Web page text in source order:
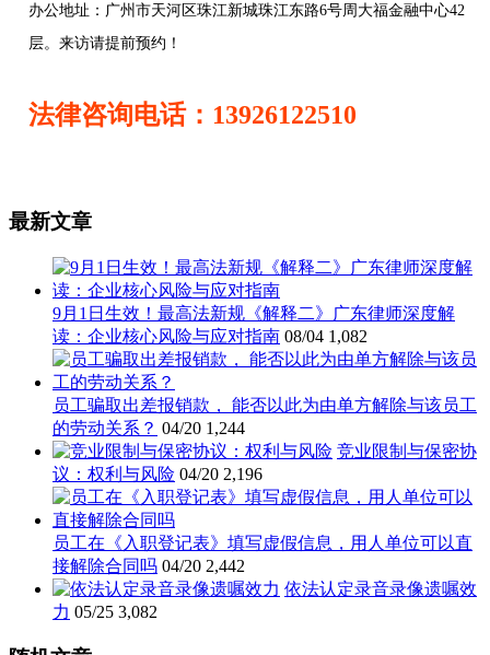
办公地址： 广州市天河区珠江新城珠江东路6号周大福金融中心42
层。来访请提前预约！
法律咨询电话：13926122510
最新文章
9月1日生效！最高法新规《解释二》广东律师深度解
读：企业核心风险与应对指南 08/04 1,082
员工骗取出差报销款， 能否以此为由单方解除与该员工
的劳动关系？ 04/20 1,244
竞业限制与保密协
议：权利与风险 04/20 2,196
员工在《入职登记表》填写虚假信息，用人单位可以直
接解除合同吗 04/20 2,442
依法认定录音录像遗嘱效
力 05/25 3,082